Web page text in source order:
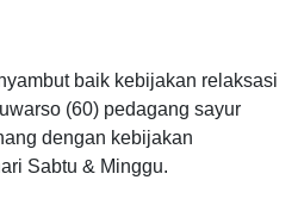
baik kebijakan relaksasi
(60) pedagang sayur
dengan kebijakan
Sabtu & Minggu.